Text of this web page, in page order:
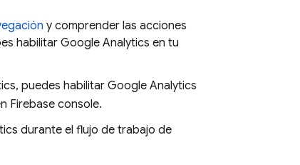
y comprender las acciones
habilitar Google Analytics en tu
, puedes habilitar Google Analytics
Firebase console.
durante el flujo de trabajo de